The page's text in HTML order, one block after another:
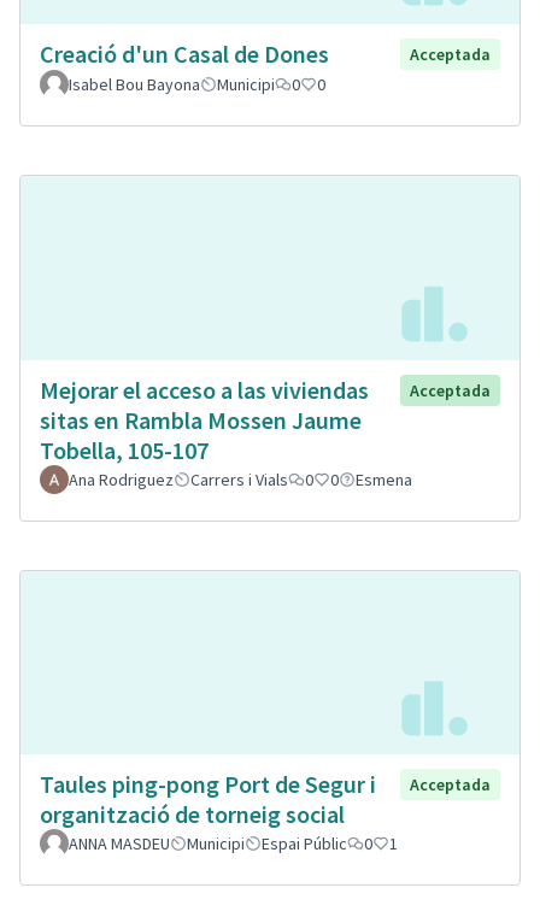
Creació d'un Casal de Dones
Acceptada
Isabel Bou Bayona
Municipi 0 0
Mejorar el acceso a las viviendas
sitas en Rambla Mossen Jaume
Tobella, 105-107
Acceptada
Ana Rodriguez Carrers i Vials 0 0 Esmena
Taules ping-pong Port de Segur i
organització de torneig social
Acceptada
ANNA MASDEU Municipi Espai Públic 0 1